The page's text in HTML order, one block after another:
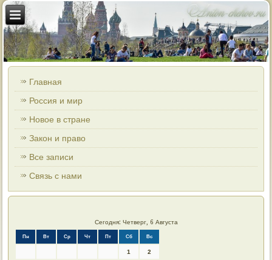
Главная
Россия и мир
Новое в стране
Закон и право
Все записи
Связь с нами
Сегодня: Четверг, 6 Августа
Пн Вт Ср Чт Пт Сб Вс
1 2